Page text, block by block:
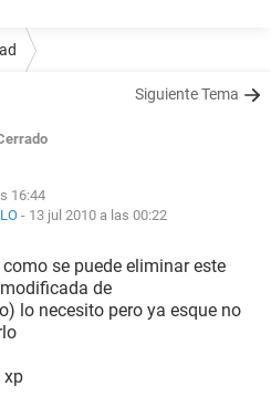
Siguiente Tema
16:44
- 13 jul 2010 a las 00:22
se puede eliminar este
de
lo necesito pero ya esque no
xp